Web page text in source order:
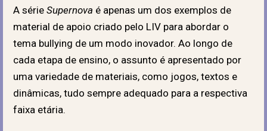
A série Supernova é apenas um dos exemplos de
material de apoio criado pelo LIV para abordar o
tema bullying de um modo inovador. Ao longo de
cada etapa de ensino, o assunto é apresentado por
uma variedade de materiais, como jogos, textos e
dinâmicas, tudo sempre adequado para a respectiva
faixa etária.